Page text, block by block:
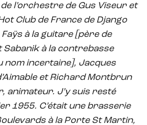
l’orchestre de Gus Viseur et
Club de France de Django
à la guitare [père de
Sabanik à la contrebasse
incertaine], Jacques
et Richard Montbrun
animateur. J’y suis resté
1955. C’était une brasserie
à la Porte St Martin,